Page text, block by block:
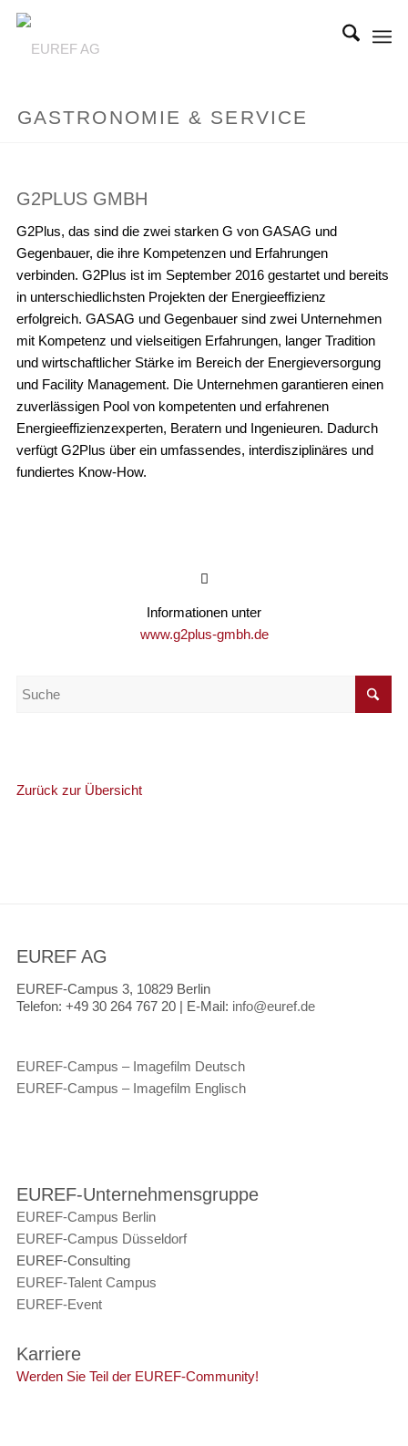
GASTRONOMIE & SERVICE
G2PLUS GMBH
G2Plus, das sind die zwei starken G von GASAG und
Gegenbauer, die ihre Kompetenzen und Erfahrungen
verbinden. G2Plus ist im September 2016 gestartet und bereits
in unterschiedlichsten Projekten der Energieeffizienz
erfolgreich. GASAG und Gegenbauer sind zwei Unternehmen
mit Kompetenz und vielseitigen Erfahrungen, langer Tradition
und wirtschaftlicher Stärke im Bereich der Energieversorgung
und Facility Management. Die Unternehmen garantieren einen
zuverlässigen Pool von kompetenten und erfahrenen
Energieeffizienzexperten, Beratern und Ingenieuren. Dadurch
verfügt G2Plus über ein umfassendes, interdisziplinäres und
fundiertes Know-How.
Informationen unter
www.g2plus-gmbh.de
Zurück zur Übersicht
EUREF AG
EUREF-Campus 3, 10829 Berlin
Telefon: +49 30 264 767 20 | E-Mail: info@euref.de
EUREF-Campus – Imagefilm Deutsch
EUREF-Campus – Imagefilm Englisch
EUREF-Unternehmensgruppe
EUREF-Campus Berlin
EUREF-Campus Düsseldorf
EUREF-Consulting
EUREF-Talent Campus
EUREF-Event
Karriere
Werden Sie Teil der EUREF-Community!